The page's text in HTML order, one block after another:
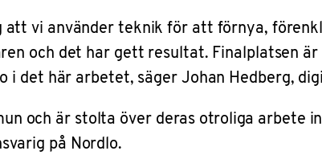
att vi använder teknik för att förnya,
och det har gett resultat. Finalplatsen
det här arbetet, säger Johan Hedberg,
och är stolta över deras otroliga arbete
på Nordlo.